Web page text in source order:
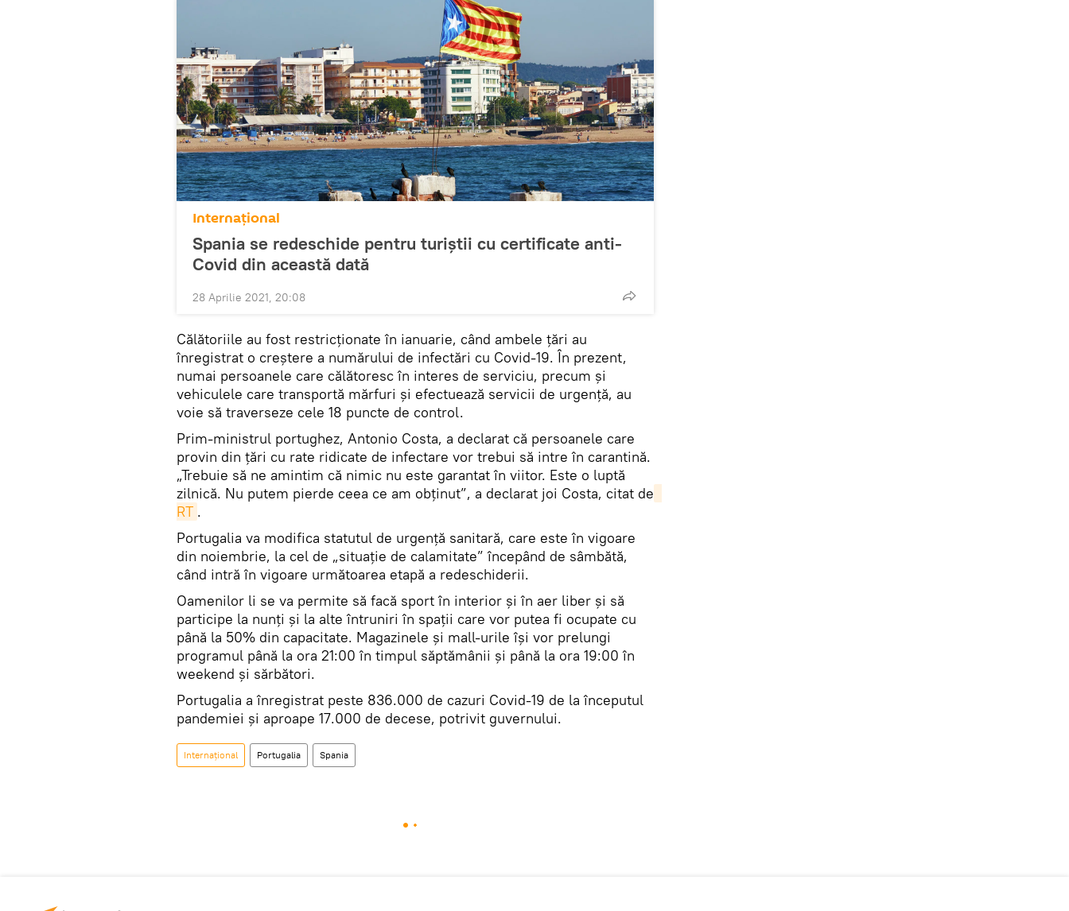
Internaţional
Spania se redeschide pentru turiștii cu certificate anti-
Covid din această dată
28 Aprilie 2021, 20:08
Călătoriile au fost restricționate în ianuarie, când ambele ţări au
înregistrat o creștere a numărului de infectări cu Covid-19. În prezent,
numai persoanele care călătoresc în interes de serviciu, precum și
vehiculele care transportă mărfuri și efectuează servicii de urgență, au
voie să traverseze cele 18 puncte de control.
Prim-ministrul portughez, Antonio Costa, a declarat că persoanele care
provin din țări cu rate ridicate de infectare vor trebui să intre în carantină.
„Trebuie să ne amintim că nimic nu este garantat în viitor. Este o luptă
zilnică. Nu putem pierde ceea ce am obţinut”, a declarat joi Costa, citat de
RT .
Portugalia va modifica statutul de urgență sanitară, care este în vigoare
din noiembrie, la cel de „situație de calamitate” începând de sâmbătă,
când intră în vigoare următoarea etapă a redeschiderii.
Oamenilor li se va permite să facă sport în interior și în aer liber și să
participe la nunți și la alte întruniri în spaţii care vor putea fi ocupate cu
până la 50% din capacitate. Magazinele și mall-urile își vor prelungi
programul până la ora 21:00 în timpul săptămânii și până la ora 19:00 în
weekend și sărbători.
Portugalia a înregistrat peste 836.000 de cazuri Covid-19 de la începutul
pandemiei și aproape 17.000 de decese, potrivit guvernului.
Internaţional Portugalia Spania